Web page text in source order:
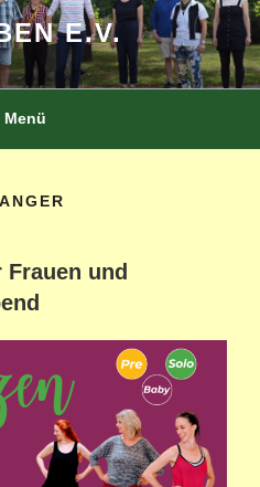
E.V.
Menü
und